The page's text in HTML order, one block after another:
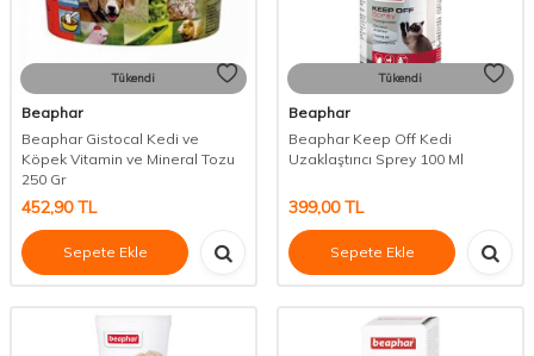
Tükendi
Beaphar
Beaphar Gistocal Kedi ve
Köpek Vitamin ve Mineral Tozu
250 Gr
452,90TL
Sepete Ekle
Tükendi
Beaphar
Beaphar Keep Off Kedi
Uzaklaştırıcı Sprey 100 Ml
399,00TL
Sepete Ekle